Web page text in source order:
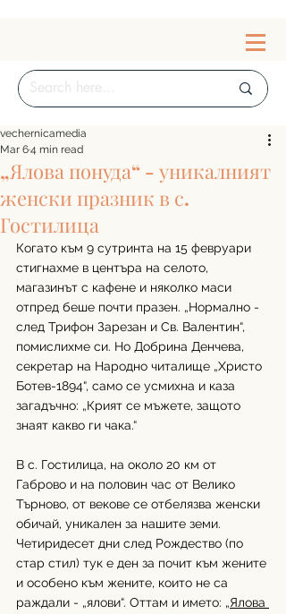
„Ялова понуда“ - уникалният
женски празник в с.
Гостилица
vechernicamedia
Mar 64 min read
Когато към 9 сутринта на 15 февруари
стигнахме в центъра на селото,
магазинът с кафене и няколко маси
отпред беше почти празен. „Нормално -
след Трифон Зарезан и Св. Валентин“,
помислихме си. Но Добрина Денчева,
секретар на Народно читалище „Христо
Ботев-1894“, само се усмихна и каза
загадъчно: „Крият се мъжете, защото
знаят какво ги чака.“
В с. Гостилица, на около 20 км от
Габрово и на половин час от Велико
Търново, от векове се отбелязва женски
обичай, уникален за нашите земи.
Четиридесет дни след Рождество (по
стар стил) тук е ден за почит към жените
и особено към жените, които не са
раждали - „ялови“. Оттам и името: „Ялова